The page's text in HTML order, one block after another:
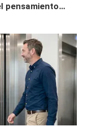
pensamiento